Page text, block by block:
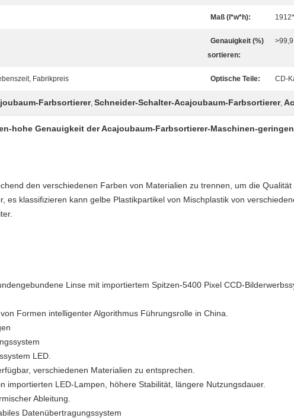
Maß (l*w*h):
Genauigkeit (%)
sortieren:
>99,9
Fabrikpreis Optische Teile: CD-
Farbsortierer, Schneider-Schalter-Acajoubaum-Farbsortierer,
hohe Genauigkeit der Acajoubaum-Farbsortierer-Maschinen-
den verschiedenen Farben von Materialien zu trennen, um die
es klassifizieren kann gelbe Plastikpartikel von Mischplastik von
Linse mit importiertem Spitzen-5400 Pixel CCD-
Formen intelligenter Algorithmus Führungsrolle in China.
LED.
verschiedenen Materialien zu entsprechen.
importierten LED-Lampen, höhere Stabilität, längere Nutzungsdauer.
Ableitung.
Datenübertragungssystem